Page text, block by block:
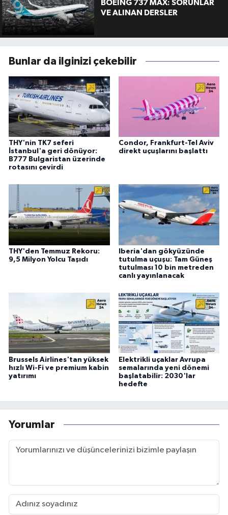
BOEING 737 MAX: SORUNLAR
VE ALINAN DERSLER
Bunlar da ilginizi çekebilir
THY'nin TK7 seferi
İstanbul'a geri dönüyor:
B777 Bulgaristan üzerinde
rotasını çevirdi
Condor, Frankfurt-Tel Aviv
direkt uçuşlarını başlattı
THY'den Temmuz Rekoru:
9,5 Milyon Yolcu Taşıdı
Iberia'dan gökyüzünde
tutulma uçuşu: Tam Güneş
tutulması 10 bin metreden
canlı yayınlanacak
Brussels Airlines'tan yüksek
hızlı Wi-Fi ve premium kabin
yatırımı
Elektrikli uçaklar Avrupa
semalarında yeni dönemi
başlatabilir: 2030'lar
hedefte
Yorumlar